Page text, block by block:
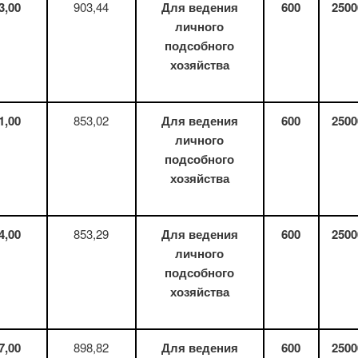
903,44
Для ведения
личного
подсобного
хозяйства
600
853,02
Для ведения
личного
подсобного
хозяйства
600
853,29
Для ведения
личного
подсобного
хозяйства
600
,00 898,82
Для ведения
600